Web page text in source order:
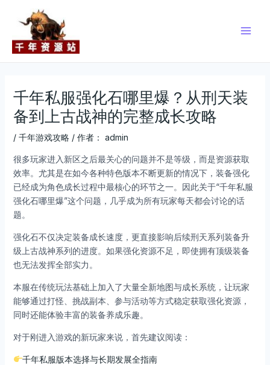
千年私服强化石哪里爆？从刑天装
备到上古战神的完整成长攻略
/ 千年游戏攻略/ 作者： admin
很多玩家进入新区之后最关心的问题并不是等级，而是资源获取
效率。尤其是在如今各种特色版本不断更新的情况下，装备强化
已经成为角色成长过程中最核心的环节之一。因此关于“千年私服
强化石哪里爆”这个问题，几乎成为所有玩家每天都会讨论的话
题。
强化石不仅决定装备成长速度，更直接影响后续刑天系列装备升
级上古战神系列的进度。如果强化资源不足，即使拥有顶级装备
也无法发挥全部实力。
本服在传统玩法基础上加入了大量全新地图与成长系统，让玩家
能够通过打怪、挑战副本、参与活动等方式稳定获取强化资源，
同时还能体验丰富的装备养成乐趣。
对于刚进入游戏的新玩家来说，首先建议阅读：
千年私服版本选择与长期发展全指南
navigation